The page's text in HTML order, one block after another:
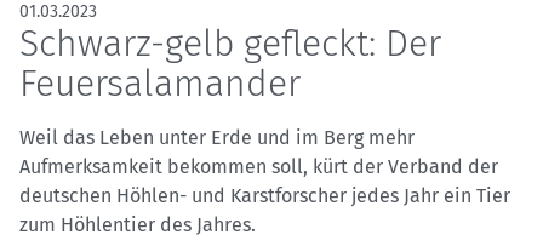
01.03.2023
Schwarz-gelb gefleckt: Der
Feuersalamander
Weil das Leben unter Erde und im Berg mehr
Aufmerksamkeit bekommen soll, kürt der Verband der
deutschen Höhlen- und Karstforscher jedes Jahr ein Tier
zum Höhlentier des Jahres.